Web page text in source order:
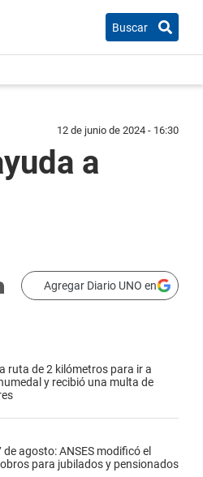
Buscar
12 de junio de 2024 - 16:30
a
Agregar Diario UNO en
ruta de 2 kilómetros para ir a
y recibió una multa de
de agosto: ANSES modificó el
para jubilados y pensionados